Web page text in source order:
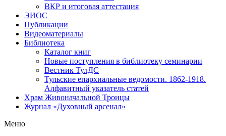
ВКР и итоговая аттестация
ЭИОС
Публикации
Видеоматериалы
Библиотека
Каталог книг
Новые поступления в библиотеку семинарии
Вестник ТулДС
Тульские епархиальные ведомости. 1862-1918.
Алфавитный указатель статей
Храм Живоначальной Троицы
Журнал «Духовный арсенал»
Меню